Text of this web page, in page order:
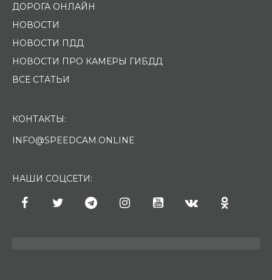
ДОРОГА ОНЛАЙН
НОВОСТИ
НОВОСТИ ПДД
НОВОСТИ ПРО КАМЕРЫ ГИБДД
ВСЕ СТАТЬИ
КОНТАКТЫ:
INFO@SPEEDCAM.ONLINE
НАШИ СОЦСЕТИ: